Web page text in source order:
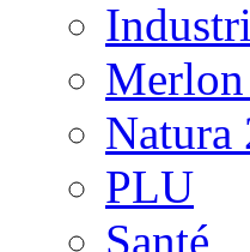
Natura
PLU
Santé